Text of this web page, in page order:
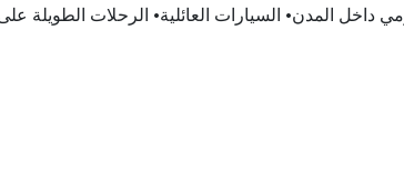
داخل المدن• السيارات العائلية• الرحلات